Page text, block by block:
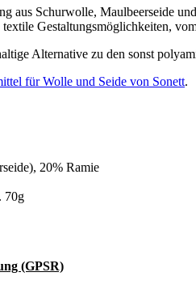
aus Schurwolle, Maulbeerseide
Gestaltungsmöglichkeiten,
Alternative zu den sonst
für Wolle und Seide von Sonett.
20% Ramie
70g
(GPSR)